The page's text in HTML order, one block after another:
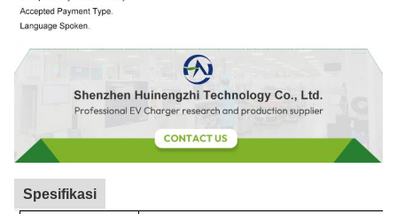
Spesifikasi